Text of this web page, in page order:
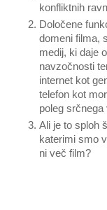
konfliktnih
Določene
domeni filma,
medij, ki daje
navzočnosti
internet kot
telefon kot
poleg
Ali je to sploh
katerimi smo
ni več film?